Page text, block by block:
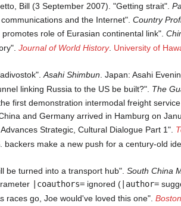
Bill (3 September 2007). "Getting strait".
and the Internet". Country
role of Eurasian continental link".
Journal of World History. University of
Asahi Shimbun . Japan: Asahi
linking Russia to the US be built?". The
first demonstration intermodal freight
and Germany arrived in Hamburg on
Strategic, Cultural Dialogue Part 1".
make a new push for a century-old
be turned into a transport hub". South China
|coauthors=ignored (|author=
races go, Joe would've loved this one".